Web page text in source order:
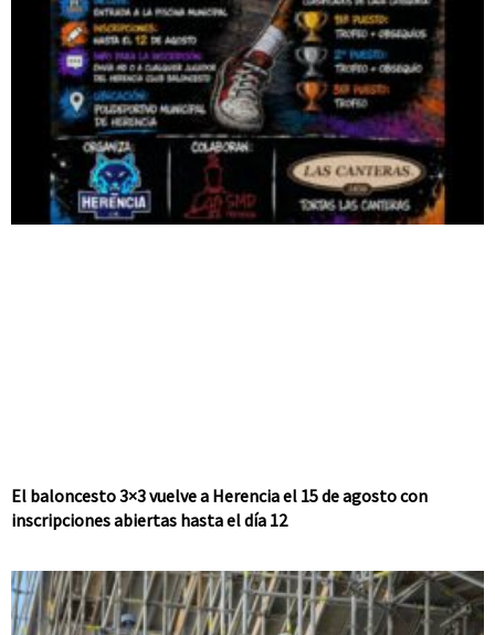
El baloncesto 3×3 vuelve a Herencia el 15 de agosto con
inscripciones abiertas hasta el día 12